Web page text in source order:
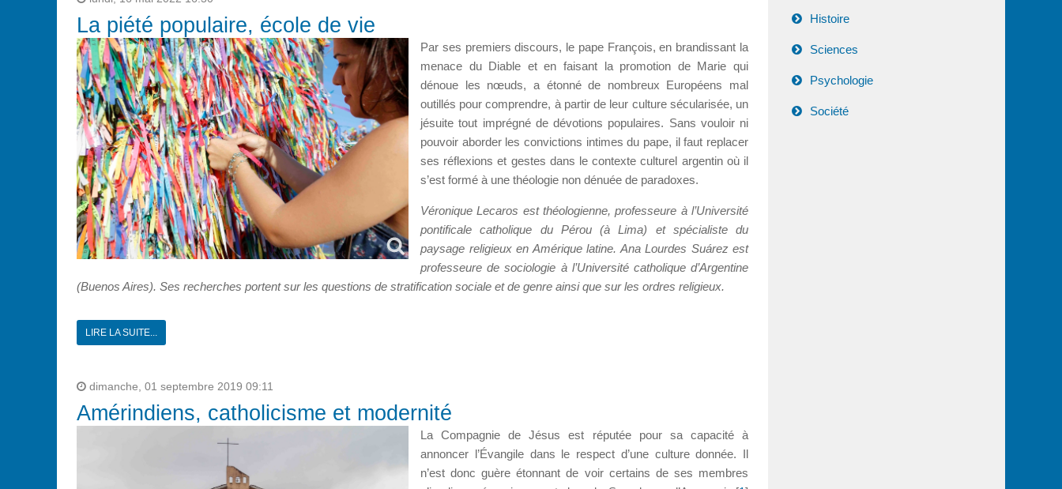
La piété populaire, école de vie
Par ses premiers discours, le pape François, en brandissant la
menace du Diable et en faisant la promotion de Marie qui
dénoue les nœuds, a étonné de nombreux Européens mal
outillés pour comprendre, à partir de leur culture sécularisée, un
jésuite tout imprégné de dévotions populaires. Sans vouloir ni
pouvoir aborder les convictions intimes du pape, il faut replacer
ses réflexions et gestes dans le contexte culturel argentin où il
s’est formé à une théologie non dénuée de paradoxes.
Véronique Lecaros est théologienne, professeure à l’Université
pontificale catholique du Pérou (à Lima) et spécialiste du
paysage religieux en Amérique latine. Ana Lourdes Suárez est
professeure de sociologie à l’Université catholique d’Argentine
(Buenos Aires). Ses recherches portent sur les questions de stratification sociale et de genre ainsi que sur les ordres religieux.
LIRE LA SUITE...
dimanche, 01 septembre 2019 09:11
Amérindiens, catholicisme et modernité
La Compagnie de Jésus est réputée pour sa capacité à
annoncer l’Évangile dans le respect d’une culture donnée. Il
n’est donc guère étonnant de voir certains de ses membres
Histoire
Sciences
Psychologie
Société